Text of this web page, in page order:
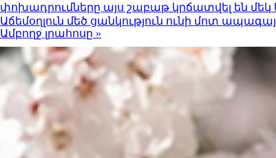
փոխադրումները այս շաբաթ կրճատվել են մեկ
Աճեմօղլուն մեծ ցանկություն ունի մոտ
Ամբողջ լրահոսը »